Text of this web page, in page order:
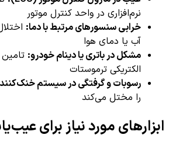
نرم‌افزاری در واحد کنترل موتور
خرابی سنسورهای مرتبط با دما:
آب یا دمای هوا
مشکل در باتری یا دینام خودرو: تامین
الکتریکی ترموستات
رسوبات و گرفتگی در سیستم
را مختل می‌کند
ابزارهای مورد نیاز برای